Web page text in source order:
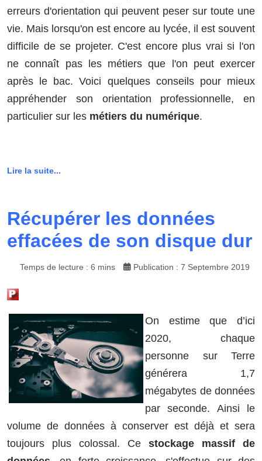
erreurs d'orientation qui peuvent peser sur toute une
vie. Mais lorsqu'on est encore au lycée, il est souvent
difficile de se projeter. C'est encore plus vrai si l'on
ne connaît pas les métiers que l'on peut exercer
après le bac. Voici quelques conseils pour mieux
appréhender son orientation professionnelle, en
particulier sur les métiers du numérique.
Lire la suite...
Récupérer les données
effacées de son disque dur
Temps de lecture : 6 mins Publication : 7 Septembre 2019
On estime que d’ici
2020, chaque
personne sur Terre
générera 1,7
mégabytes de données
par seconde. Ainsi le
volume de données à conserver est déjà et sera
toujours plus colossal. Ce stockage massif de